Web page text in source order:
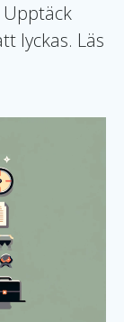
Upptäck
lyckas. Läs